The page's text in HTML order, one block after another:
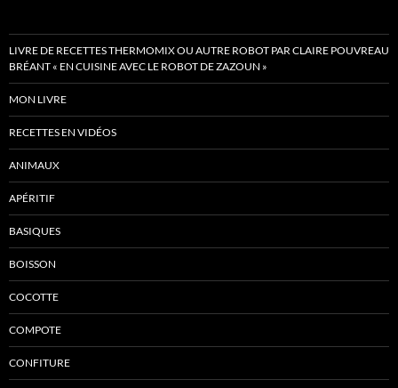
LIVRE DE RECETTES THERMOMIX OU AUTRE ROBOT PAR CLAIRE POUVREAU
BRÉANT « EN CUISINE AVEC LE ROBOT DE ZAZOUN »
MON LIVRE
RECETTES EN VIDÉOS
ANIMAUX
APÉRITIF
BASIQUES
BOISSON
COCOTTE
COMPOTE
CONFITURE